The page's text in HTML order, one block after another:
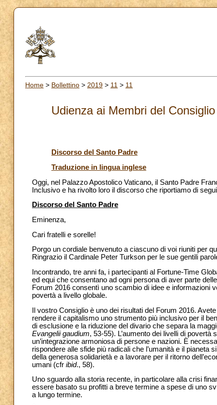
Home > Bollettino > 2019 > 11 > 11
Udienza ai Membri del
Discorso del Santo Padre
Traduzione in lingua inglese
Oggi, nel Palazzo Apostolico Vaticano, il Santo Padre
Inclusivo e ha rivolto loro il discorso che riportiamo di
Discorso del Santo Padre
Eminenza,
Cari fratelli e sorelle!
Porgo un cordiale benvenuto a ciascuno di voi riuniti per
Ringrazio il Cardinale Peter Turkson per le sue gentili
Incontrando, tre anni fa, i partecipanti al Fortune-Time
ed equi che consentano ad ogni persona di aver parte
Forum 2016 consentì uno scambio di idee e informazioni
povertà a livello globale.
Il vostro Consiglio è uno dei risultati del Forum 2016.
rendere il capitalismo uno strumento più inclusivo per il
di esclusione e la riduzione del divario che separa la
Evangelii gaudium, 53-55). L’aumento dei livelli di
un’integrazione armoniosa di persone e nazioni. È
rispondere alle sfide più radicali che l’umanità e il
della generosa solidarietà e a lavorare per il ritorno
umani (cfr ibid., 58).
Uno sguardo alla storia recente, in particolare alla crisi
essere basato su profitti a breve termine a spese di uno
a lungo termine.